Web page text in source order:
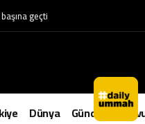
geçti
Dünya Gündem